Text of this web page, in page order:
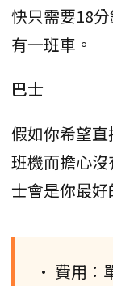
快只需要18
有一班車。
巴士
假如你希望
班機而擔心
士會是你最好
• 費用：